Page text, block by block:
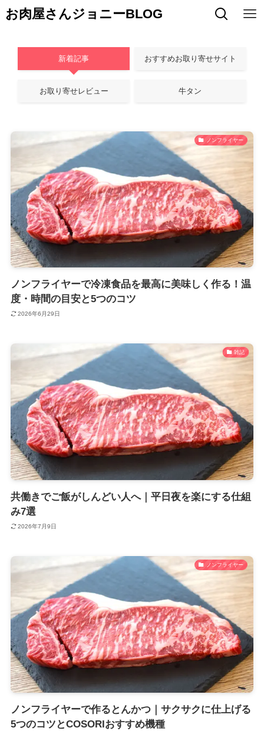
お肉屋さんジョニーBLOG
新着記事 おすすめお取り寄せサイト
お取り寄せレビュー 牛タン
ノンフライヤー
ノンフライヤーで冷凍食品を最高に美味しく作る！温
度・時間の目安と5つのコツ
2026年6月29日
雑記
共働きでご飯がしんどい人へ｜平日夜を楽にする仕組
み7選
2026年7月9日
ノンフライヤー
ノンフライヤーで作るとんかつ｜サクサクに仕上げる
5つのコツとCOSORIおすすめ機種